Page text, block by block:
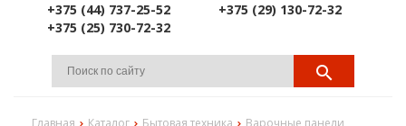
+375 (44) 737-25-52
+375 (29) 130-72-32
+375 (25) 730-72-32
Главная Каталог Бытовая техника
Варочные панели